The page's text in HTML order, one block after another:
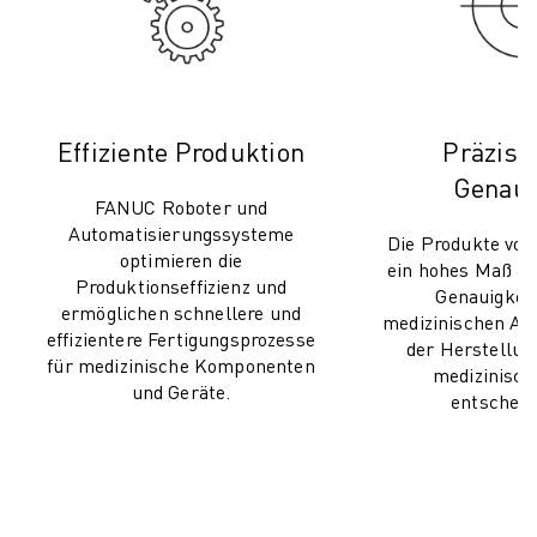
Effiziente Produktion
FANUC Roboter und
Automatisierungssysteme
optimieren die
Produktionseffizienz und
ermöglichen schnellere und
effizientere Fertigungsprozesse
für medizinische Komponenten
und Geräte.
Die Produkte
ein hohes Maß
medizinischen
der